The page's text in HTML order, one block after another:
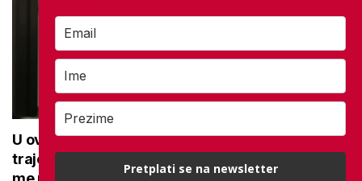
U ovoj optici rade najdetaljniji pregled vida,
traje sat vremena: Bila sam na njemu, evo što
Pretplati se na newsletter